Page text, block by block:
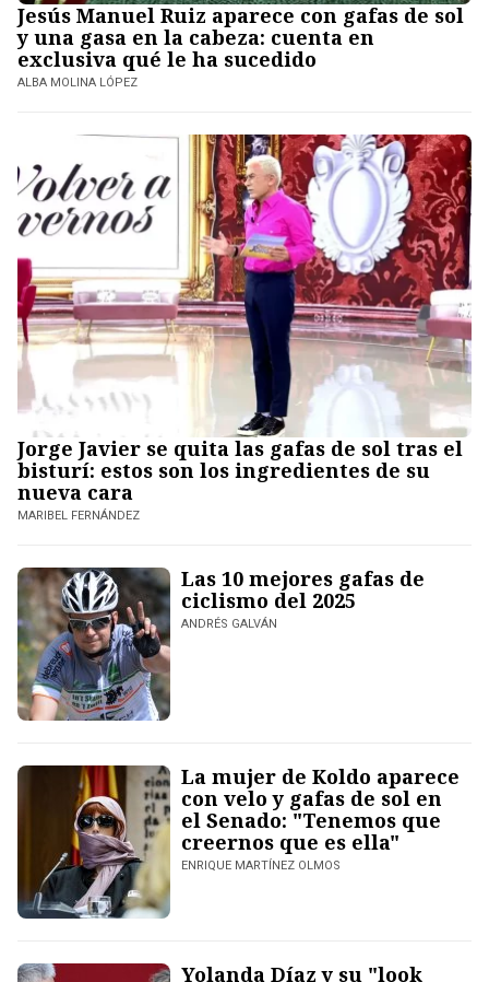
Jesús Manuel Ruiz aparece con gafas de sol
y una gasa en la cabeza: cuenta en
exclusiva qué le ha sucedido
ALBA MOLINA LÓPEZ
Jorge Javier se quita las gafas de sol tras el
bisturí: estos son los ingredientes de su
nueva cara
MARIBEL FERNÁNDEZ
Las 10 mejores gafas de
ciclismo del 2025
ANDRÉS GALVÁN
La mujer de Koldo aparece
con velo y gafas de sol en
el Senado: "Tenemos que
creernos que es ella"
ENRIQUE MARTÍNEZ OLMOS
Yolanda Díaz y su "look